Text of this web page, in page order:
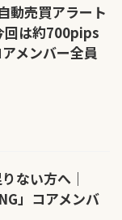
動売買アラート
回は約700pips
メンバー全員
ない方へ｜
」コアメンバ